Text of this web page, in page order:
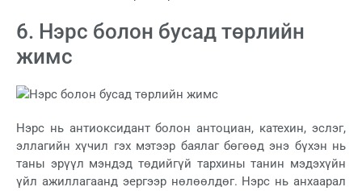
6. Нэрс болон бусад төрлийн
жимс
Нэрс нь антиоксидант болон антоциан, катехин, эслэг,
эллагийн хүчил гэх мэтээр баялаг бөгөөд энэ бүхэн нь
таны эрүүл мэндэд төдийгүй тархины танин мэдэхүйн
үйл ажиллагаанд эергээр нөлөөлдөг. Нэрс нь анхаарал